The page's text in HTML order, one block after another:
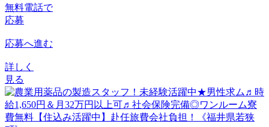
無料電話で
応募
応募へ進む
詳しく
見る